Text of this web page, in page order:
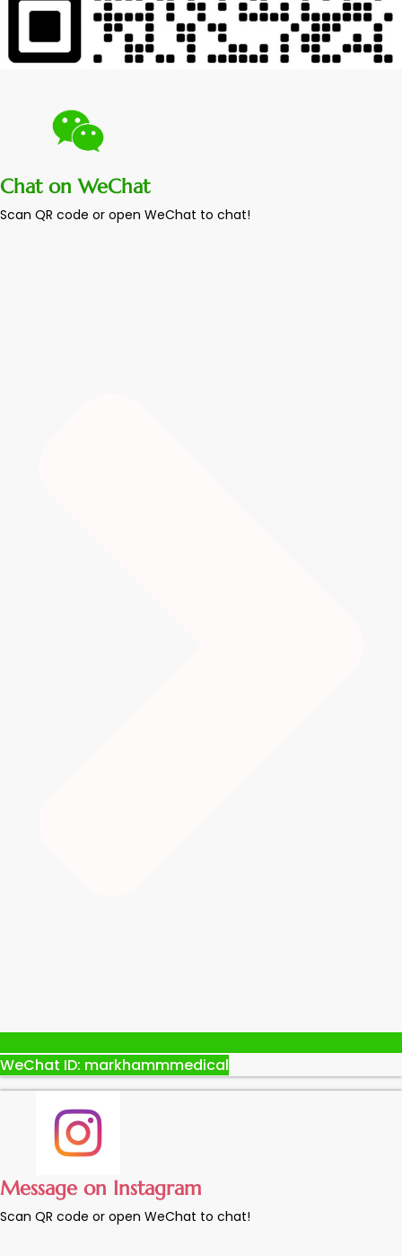
Chat on WeChat
Scan QR code or open WeChat to chat!
WeChat ID: markhammmedical
Message on Instagram
Scan QR code or open WeChat to chat!